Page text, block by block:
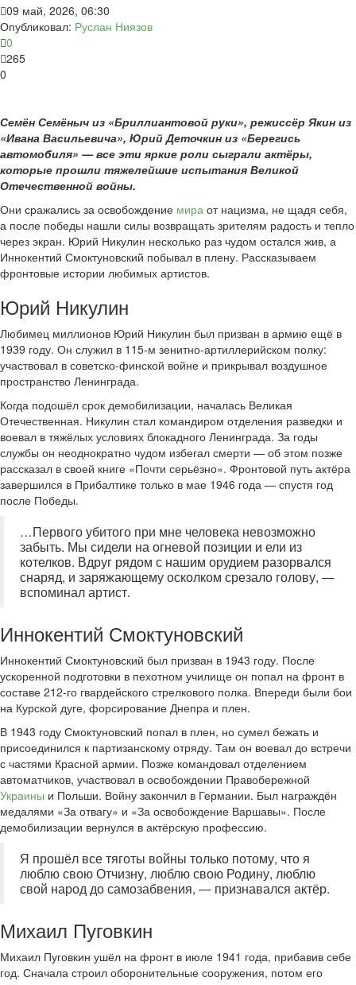
09 май, 2026, 06:30
Опубликовал: Руслан Ниязов
0
265
0
Семён Семёныч из «Бриллиантовой руки», режиссёр Якин из
«Ивана Васильевича», Юрий Деточкин из «Берегись
автомобиля» — все эти яркие роли сыграли актёры,
которые прошли тяжелейшие испытания Великой
Отечественной войны.
Они сражались за освобождение мира от нацизма, не щадя себя,
а после победы нашли силы возвращать зрителям радость и тепло
через экран. Юрий Никулин несколько раз чудом остался жив, а
Иннокентий Смоктуновский побывал в плену. Рассказываем
фронтовые истории любимых артистов.
Юрий Никулин
Любимец миллионов Юрий Никулин был призван в армию ещё в
1939 году. Он служил в 115-м зенитно-артиллерийском полку:
участвовал в советско-финской войне и прикрывал воздушное
пространство Ленинграда.
Когда подошёл срок демобилизации, началась Великая
Отечественная. Никулин стал командиром отделения разведки и
воевал в тяжёлых условиях блокадного Ленинграда. За годы
службы он неоднократно чудом избегал смерти — об этом позже
рассказал в своей книге «Почти серьёзно». Фронтовой путь актёра
завершился в Прибалтике только в мае 1946 года — спустя год
после Победы.
…Первого убитого при мне человека невозможно
забыть. Мы сидели на огневой позиции и ели из
котелков. Вдруг рядом с нашим орудием разорвался
снаряд, и заряжающему осколком срезало голову, —
вспоминал артист.
Иннокентий Смоктуновский
Иннокентий Смоктуновский был призван в 1943 году. После
ускоренной подготовки в пехотном училище он попал на фронт в
составе 212-го гвардейского стрелкового полка. Впереди были бои
на Курской дуге, форсирование Днепра и плен.
В 1943 году Смоктуновский попал в плен, но сумел бежать и
присоединился к партизанскому отряду. Там он воевал до встречи
с частями Красной армии. Позже командовал отделением
автоматчиков, участвовал в освобождении Правобережной
Украины и Польши. Войну закончил в Германии. Был награждён
медалями «За отвагу» и «За освобождение Варшавы». После
демобилизации вернулся в актёрскую профессию.
Я прошёл все тяготы войны только потому, что я
люблю свою Отчизну, люблю свою Родину, люблю
свой народ до самозабвения, — признавался актёр.
Михаил Пуговкин
Михаил Пуговкин ушёл на фронт в июле 1941 года, прибавив себе
год. Сначала строил оборонительные сооружения, потом его